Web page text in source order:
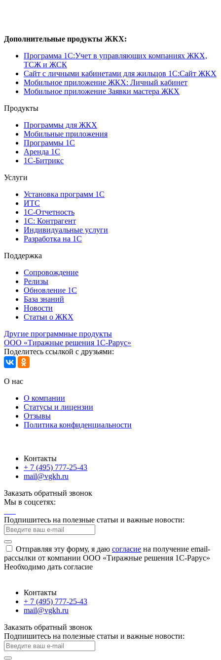
Дополнительные продукты ЖКХ:
Программа 1C:Учет в управляющих компаниях ЖКХ,
ТСЖ и ЖСК
Сайт с личными кабинетами для жильцов 1С:Сайт ЖКХ
Мобильное приложение ЖКХ: Личный кабинет
Мобильное приложение Заявки мастера ЖКХ
Продукты
Программы для ЖКХ
Мобильные приложения
Программы 1С
Аренда 1С
1С-Битрикс
Услуги
Установка программ 1С
ИТС
1С-Отчетность
1С: Контрагент
Индивидуальные услуги
Разработка на 1С
Поддержка
Сопровождение
Релизы
Обновление 1С
База знаний
Новости
Статьи о ЖКХ
Другие программные продукты
ООО «Тиражные решения 1С-Рарус»
Поделитесь ссылкой с друзьями:
О нас
О компании
Статусы и лицензии
Отзывы
Политика конфиденциальности
Контакты
+ 7 (495) 777-25-43
mail@vgkh.ru
Заказать обратный звонок
Мы в соцсетях:
Подпишитесь на полезные статьи и важные новости:
Отправляя эту форму, я даю согласие на получение email-
рассылки от компании ООО «Тиражные решения 1С-Рарус»
Необходимо дать согласие
Контакты
+ 7 (495) 777-25-43
mail@vgkh.ru
Заказать обратный звонок
Подпишитесь на полезные статьи и важные новости: